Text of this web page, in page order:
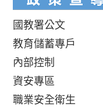
國教署公文
教育儲蓄專戶
內部控制
資安專區
職業安全衛生